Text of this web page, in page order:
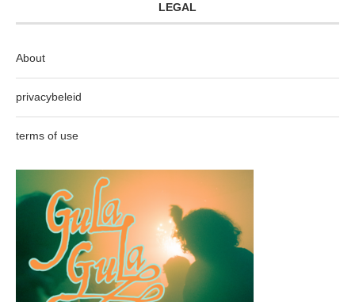
LEGAL
About
privacybeleid
terms of use